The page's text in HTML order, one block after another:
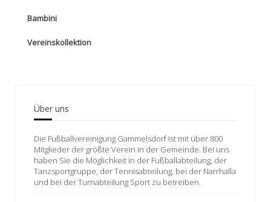
Bambini
Vereinskollektion
Über uns
Die Fußballvereinigung Gammelsdorf ist mit über 800
Mitglieder der größte Verein in der Gemeinde. Bei uns
haben Sie die Möglichkeit in der Fußballabteilung, der
Tanzsportgruppe, der Tennisabteilung, bei der Narrhalla
und bei der Turnabteilung Sport zu betreiben.